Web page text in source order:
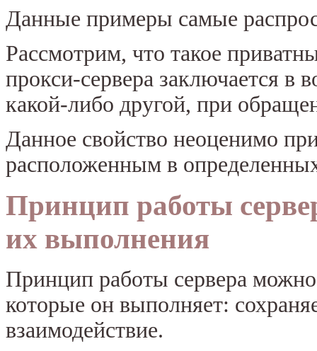
Данные примеры самые
Рассмотрим, что такое
прокси-сервера заключается в
какой-либо другой, при
Данное свойство неоценимо
расположенным в
Принцип работы
их выполнения
Принцип работы сервера
которые он выполняет:
взаимодействие.